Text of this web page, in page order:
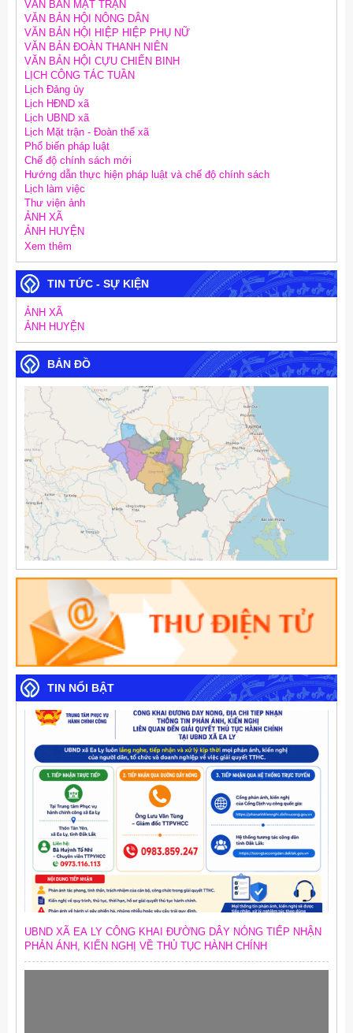
VĂN BẢN MẶT TRẬN
VĂN BẢN HỘI NÔNG DÂN
VĂN BẢN HỘI HIỆP HIỆP PHỤ NỮ
VĂN BẢN ĐOÀN THANH NIÊN
VĂN BẢN HỘI CỰU CHIẾN BINH
LỊCH CÔNG TÁC TUẦN
Lịch Đảng ủy
Lịch HĐND xã
Lịch UBND xã
Lịch Mặt trận - Đoàn thể xã
Phổ biến pháp luật
Chế độ chính sách mới
Hướng dẫn thực hiện pháp luật và chế độ chính sách
Lịch làm việc
Thư viện ảnh
ẢNH XÃ
ẢNH HUYỆN
Xem thêm
TIN TỨC - SỰ KIỆN
ẢNH XÃ
ẢNH HUYỆN
BẢN ĐỒ
TIN NỔI BẬT
UBND XÃ EA LY CÔNG KHAI ĐƯỜNG DÂY NÓNG TIẾP NHẬN
PHẢN ÁNH, KIẾN NGHỊ VỀ THỦ TỤC HÀNH CHÍNH